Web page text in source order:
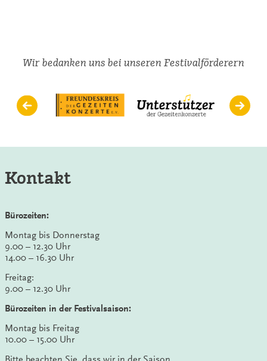
Wir bedanken uns bei unseren Festivalförderern
Kontakt
Bürozeiten:
Montag bis Donnerstag
9.00 – 12.30 Uhr
14.00 – 16.30 Uhr
Freitag:
9.00 – 12.30 Uhr
Bürozeiten in der Festivalsaison:
Montag bis Freitag
10.00 – 15.00 Uhr